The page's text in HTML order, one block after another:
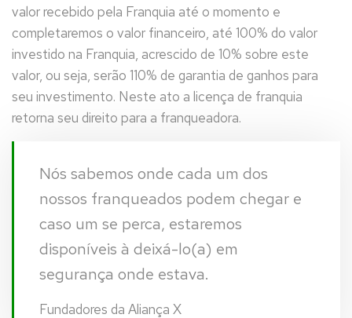
valor recebido pela Franquia até o momento e
completaremos o valor financeiro, até 100% do valor
investido na Franquia, acrescido de 10% sobre este
valor, ou seja, serão 110% de garantia de ganhos para
seu investimento. Neste ato a licença de franquia
retorna seu direito para a franqueadora.
Nós sabemos onde cada um dos
nossos franqueados podem chegar e
caso um se perca, estaremos
disponíveis à deixá-lo(a) em
segurança onde estava.
Fundadores da Aliança X